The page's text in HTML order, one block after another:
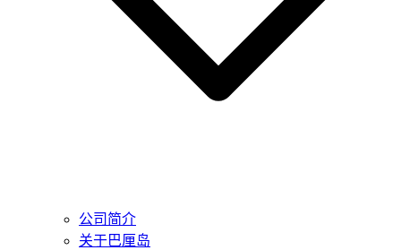
公司简介
关于巴厘岛